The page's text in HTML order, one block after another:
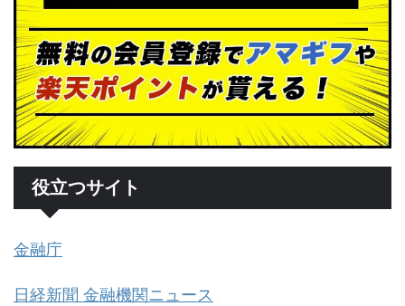
役立つサイト
金融庁
日経新聞 金融機関ニュース